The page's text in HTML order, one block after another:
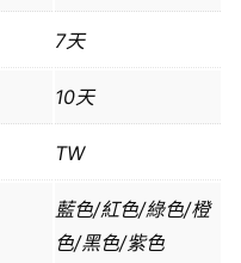
7天
10天
TW
藍色/紅色/綠色/橙
色/黑色/紫色